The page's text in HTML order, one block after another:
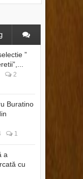
”
2
Buratino
1
a
cu